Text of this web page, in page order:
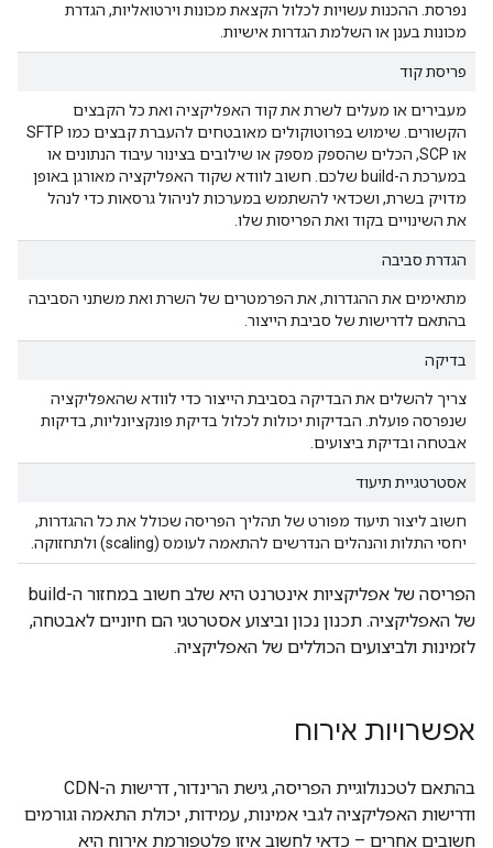
נפרסת. ההכנות עשויות לכלול הקצאת מכונות וירטואליות, הגדרת
מכונות בענן או השלמת הגדרות אישיות.
פריסת קוד
מעבירים או מעלים לשרת את קוד האפליקציה ואת כל הקבצים
הקשורים. שימוש בפרוטוקולים מאובטחים להעברת קבצים כמו SFTP
או SCP, הכלים שהספק מספק או שילובים בצינור עיבוד הנתונים או
במערכת ה-build שלכם. חשוב לוודא שקוד האפליקציה מאורגן באופן
מדויק בשרת, ושכדאי להשתמש במערכות לניהול גרסאות כדי לנהל
את השינויים בקוד ואת הפריסות שלו.
הגדרת סביבה
מתאימים את ההגדרות, את הפרמטרים של השרת ואת משתני הסביבה
בהתאם לדרישות של סביבת הייצור.
בדיקה
צריך להשלים את הבדיקה בסביבת הייצור כדי לוודא שהאפליקציה
שנפרסה פועלת. הבדיקות יכולות לכלול בדיקת פונקציונליות, בדיקות
אבטחה ובדיקת ביצועים.
אסטרטגיית תיעוד
חשוב ליצור תיעוד מפורט של תהליך הפריסה שכולל את כל ההגדרות,
יחסי התלות והנהלים הנדרשים להתאמה לעומס (scaling) ולתחזוקה.
הפריסה של אפליקציות אינטרנט היא שלב חשוב במחזור ה-build
של האפליקציה. תכנון נכון וביצוע אסטרטגי הם חיוניים לאבטחה,
לזמינות ולביצועים הכוללים של האפליקציה.
אפשרויות אירוח
בהתאם לטכנולוגיית הפריסה, גישת הרינדור, דרישות ה-CDN
ודרישות האפליקציה לגבי אמינות, עמידות, יכולת התאמה וגורמים
חשובים אחרים – כדאי לחשוב איזו פלטפורמת אירוח היא